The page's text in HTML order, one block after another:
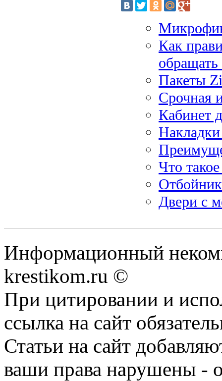
Как
Пакеты
Срочная
Кабинет
Что
Двери с
Информационный
krestikom.ru ©
При цитировании и
ссылка на сайт
Статьи на сайт
ваши права нарушены -